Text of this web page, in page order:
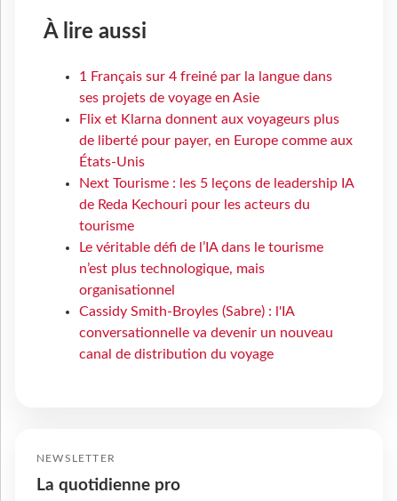
À lire aussi
1 Français sur 4 freiné par la langue dans
ses projets de voyage en Asie
Flix et Klarna donnent aux voyageurs plus
de liberté pour payer, en Europe comme aux
États-Unis
Next Tourisme : les 5 leçons de leadership IA
de Reda Kechouri pour les acteurs du
tourisme
Le véritable défi de l’IA dans le tourisme
n’est plus technologique, mais
organisationnel
Cassidy Smith-Broyles (Sabre) : l'IA
conversationnelle va devenir un nouveau
canal de distribution du voyage
NEWSLETTER
La quotidienne pro